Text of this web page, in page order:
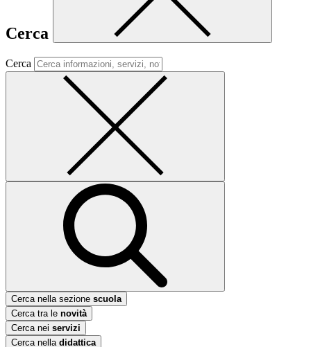
Cerca
Cerca
Cerca nella sezione scuola
Cerca tra le novità
Cerca nei servizi
Cerca nella didattica